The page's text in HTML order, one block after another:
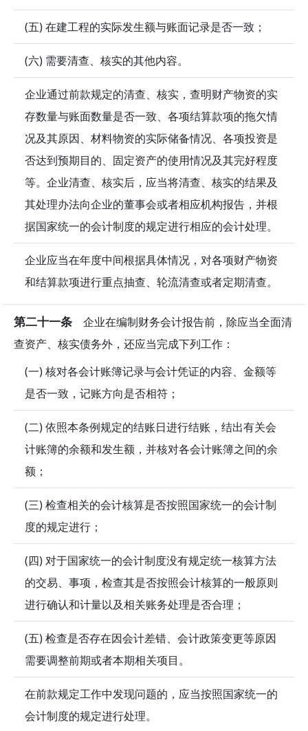
(五) 在建工程的实际发生额与账面记录是否一致；
(六) 需要清查、核实的其他内容。
企业通过前款规定的清查、核实，查明财产物资的实
存数量与账面数量是否一致、各项结算款项的拖欠情
况及其原因、材料物资的实际储备情况、各项投资是
否达到预期目的、固定资产的使用情况及其完好程度
等。企业清查、核实后，应当将清查、核实的结果及
其处理办法向企业的董事会或者相应机构报告，并根
据国家统一的会计制度的规定进行相应的会计处理。
企业应当在年度中间根据具体情况，对各项财产物资
和结算款项进行重点抽查、轮流清查或者定期清查。
第二十一条 企业在编制财务会计报告前，除应当全面清
查资产、核实债务外，还应当完成下列工作：
(一) 核对各会计账簿记录与会计凭证的内容、金额等
是否一致，记账方向是否相符；
(二) 依照本条例规定的结账日进行结账，结出有关会
计账簿的余额和发生额，并核对各会计账簿之间的余
额；
(三) 检查相关的会计核算是否按照国家统一的会计制
度的规定进行；
(四) 对于国家统一的会计制度没有规定统一核算方法
的交易、事项，检查其是否按照会计核算的一般原则
进行确认和计量以及相关账务处理是否合理；
(五) 检查是否存在因会计差错、会计政策变更等原因
需要调整前期或者本期相关项目。
在前款规定工作中发现问题的，应当按照国家统一的
会计制度的规定进行处理。